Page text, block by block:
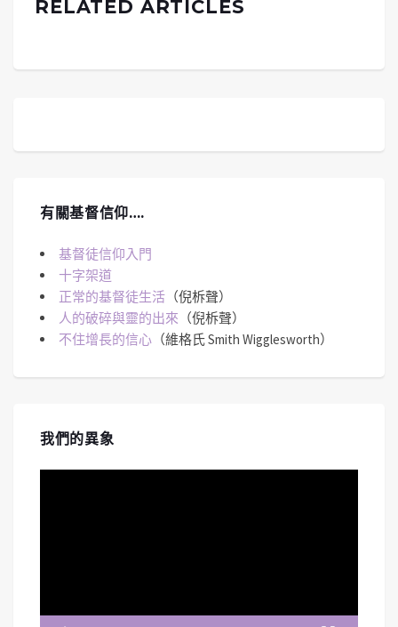
RELATED ARTICLES
有關基督信仰….
基督徒信仰入門
十字架道
正常的基督徒生活 （倪柝聲）
人的破碎與靈的出來 （倪柝聲）
不住增長的信心 （維格氏 Smith Wigglesworth）
我們的異象